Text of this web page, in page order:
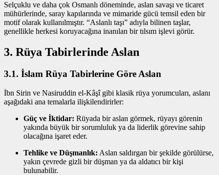
Selçuklu ve daha çok Osmanlı döneminde, aslan savaşı ve ticaret
mühürlerinde, saray kapılarında ve mimaride gücü temsil eden bir
motif olarak kullanılmıştır. “Aslanlı taşı” adıyla bilinen taşlar,
genellikle herkesi koruyacağına inanılan bir tılsım işlevi görür.
3. Rüya Tabirlerinde Aslan
3.1. İslam Rüya Tabirlerine Göre Aslan
İbn Sirin ve Nasiruddin el-Kâşî gibi klasik rüya yorumcuları, aslanı
aşağıdaki ana temalarla ilişkilendirirler:
Güç ve İktidar: Rüyada bir aslan görmek, rüyayı görenin
yakında büyük bir sorumluluk ya da liderlik görevine sahip
olacağına işaret eder.
Tehlike ve Düşmanlık: Aslan saldırgan bir şekilde görülürse,
yakın çevrede gizli bir düşman ya da aldatıcı bir kişi
bulunabilir.